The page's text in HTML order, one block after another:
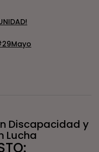
Discapacidad y
Lucha